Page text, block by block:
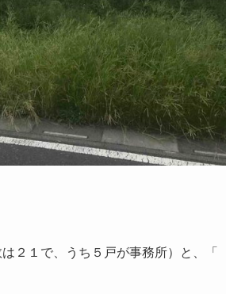
２１で、うち５戸が事務所）と、「